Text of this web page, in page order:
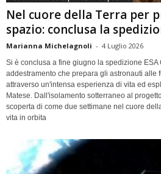
Nel cuore della Terra per
spazio: conclusa la
Marianna Michelagnoli - 4 Luglio 2026
Si è conclusa a fine giugno la spedizione ESA
addestramento che prepara gli astronauti alle
attraverso un'intensa esperienza di vita ed
Matese. Dall'isolamento sotterraneo al
scoperta di come due settimane nel cuore
vita in orbita